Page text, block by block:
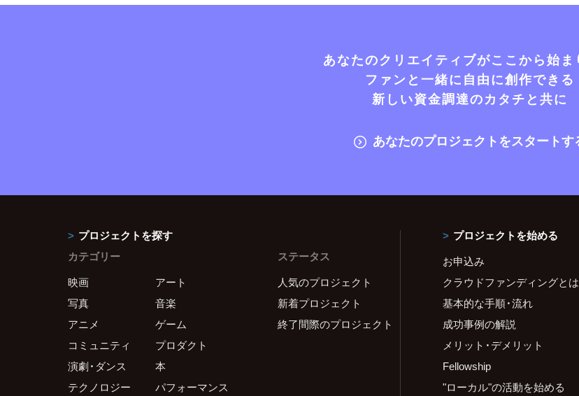
あなたのクリエイティブがここから始ま
ファンと一緒に自由に創作できる
新しい資金調達のカタチと共に
あなたのプロジェクトをスタートす
プロジェクトを探す
カテゴリー
映画
アート
写真
音楽
アニメ
ゲーム
コミュニティ
プロダクト
演劇・ダンス
本
テクノロジー
パフォーマンス
ステータス
人気のプロジェクト
新着プロジェクト
終了間際のプロジェクト
プロジェクトを始める
お申込み
クラウドファンディングとは
基本的な手順・流れ
成功事例の解説
メリット・デメリット
Fellowship
"ローカル"の活動を始める